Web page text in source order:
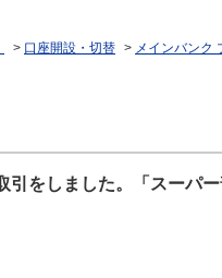
> 口座開設・切替 > メインバンク
引をしました。「スーパ